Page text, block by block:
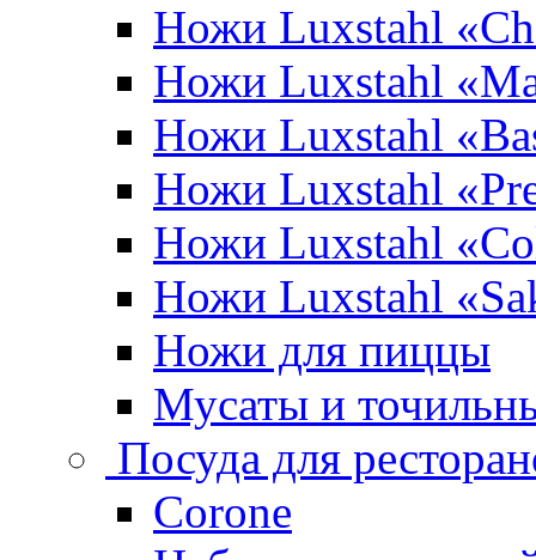
Ножи Luxstahl
Ножи Luxstahl
Ножи Luxstahl
Ножи Luxstahl
Ножи Luxstahl
Ножи Luxstahl
Ножи для пиццы
Мусаты и
Посуда для
Corone